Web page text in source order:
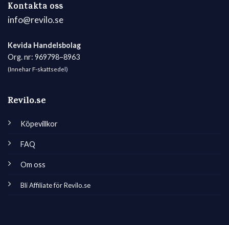
Kontakta oss
info@revilo.se
Kevida Handelsbolag
Org. nr: 969798–8963
(Innehar F-skattsedel)
Revilo.se
Köpevillkor
FAQ
Om oss
Bli Affiliate för Revilo.se